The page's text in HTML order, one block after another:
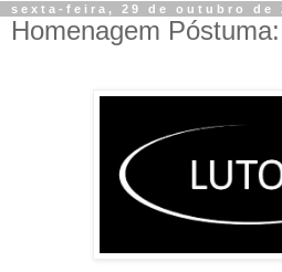
sexta-feira, 29 de outubro de
Homenagem